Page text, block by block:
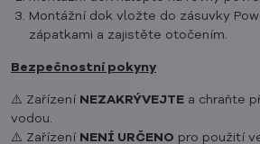
Montážní dok vložte do zásuvky
zápatkami a zajistěte otočením.
Bezpečnostní pokyny
⚠️ Zařízení NEZAKRÝVEJTE a chraňte
vodou.
⚠️ Zařízení NENÍ URČENO pro použití